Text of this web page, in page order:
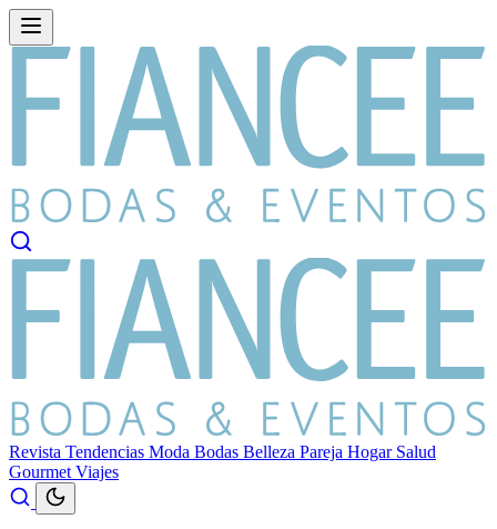
Revista Tendencias Moda Bodas Belleza Pareja Hogar Salud
Gourmet Viajes